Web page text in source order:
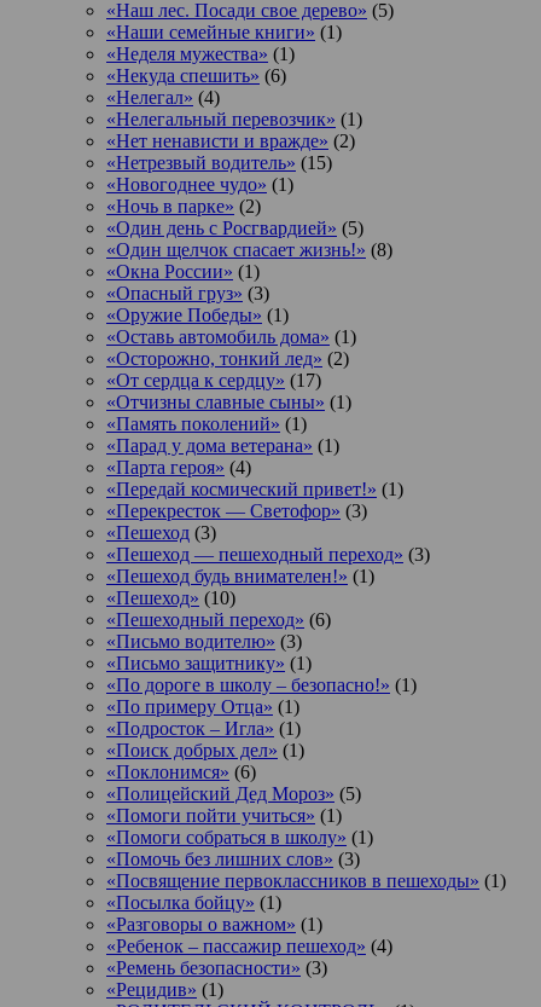
«Наш лес. Посади свое дерево» (5)
«Наши семейные книги» (1)
«Неделя мужества» (1)
«Некуда спешить» (6)
«Нелегал» (4)
«Нелегальный перевозчик» (1)
«Нет ненависти и вражде» (2)
«Нетрезвый водитель» (15)
«Новогоднее чудо» (1)
«Ночь в парке» (2)
«Один день с Росгвардией» (5)
«Один щелчок спасает жизнь!» (8)
«Окна России» (1)
«Опасный груз» (3)
«Оружие Победы» (1)
«Оставь автомобиль дома» (1)
«Осторожно, тонкий лед» (2)
«От сердца к сердцу» (17)
«Отчизны славные сыны» (1)
«Память поколений» (1)
«Парад у дома ветерана» (1)
«Парта героя» (4)
«Передай космический привет!» (1)
«Перекресток — Светофор» (3)
«Пешеход (3)
«Пешеход — пешеходный переход» (3)
«Пешеход будь внимателен!» (1)
«Пешеход» (10)
«Пешеходный переход» (6)
«Письмо водителю» (3)
«Письмо защитнику» (1)
«По дороге в школу – безопасно!» (1)
«По примеру Отца» (1)
«Подросток ‒ Игла» (1)
«Поиск добрых дел» (1)
«Поклонимся» (6)
«Полицейский Дед Мороз» (5)
«Помоги пойти учиться» (1)
«Помоги собраться в школу» (1)
«Помочь без лишних слов» (3)
«Посвящение первоклассников в пешеходы» (1)
«Посылка бойцу» (1)
«Разговоры о важном» (1)
«Ребенок – пассажир пешеход» (4)
«Ремень безопасности» (3)
«Рецидив» (1)